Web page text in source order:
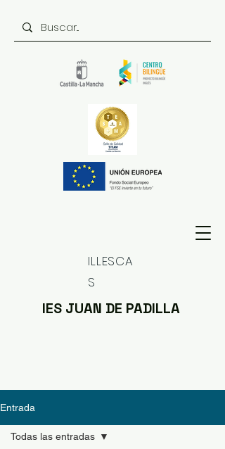
ILLESCA
S
IES JUAN DE PADILLA
Entrada
Todas las entradas